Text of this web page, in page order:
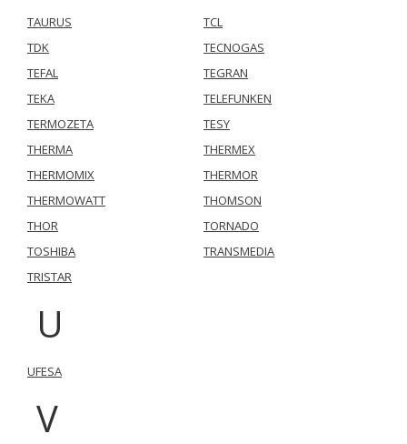
TAURUS
TCL
TDK
TECNOGAS
TEFAL
TEGRAN
TEKA
TELEFUNKEN
TERMOZETA
TESY
THERMA
THERMEX
THERMOMIX
THERMOR
THERMOWATT
THOMSON
THOR
TORNADO
TOSHIBA
TRANSMEDIA
TRISTAR
U
UFESA
V